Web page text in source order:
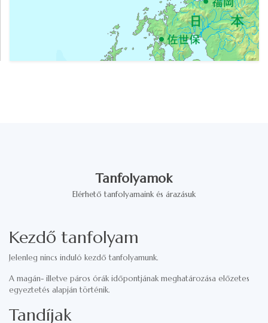
Tanfolyamok
Elérhető tanfolyamaink és árazásuk
Kezdő tanfolyam
Jelenleg nincs induló kezdő tanfolyamunk.
A magán- illetve páros órák időpontjának meghatározása előzetes
egyeztetés alapján történik.
Tandíjak